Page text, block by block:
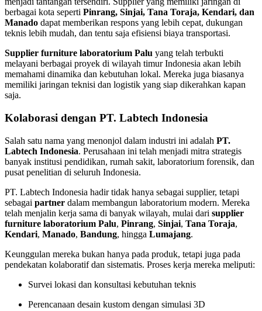
berbagai kota seperti Pinrang, Sinjai, Tana Toraja, Kendari, dan
Manado dapat memberikan respons yang lebih cepat, dukungan
teknis lebih mudah, dan tentu saja efisiensi biaya transportasi.
Supplier furniture laboratorium Palu yang telah terbukti
melayani berbagai proyek di wilayah timur Indonesia akan lebih
memahami dinamika dan kebutuhan lokal. Mereka juga biasanya
memiliki jaringan teknisi dan logistik yang siap dikerahkan kapan
saja.
Kolaborasi dengan PT. Labtech Indonesia
Salah satu nama yang menonjol dalam industri ini adalah PT.
Labtech Indonesia. Perusahaan ini telah menjadi mitra strategis
banyak institusi pendidikan, rumah sakit, laboratorium forensik, dan
pusat penelitian di seluruh Indonesia.
PT. Labtech Indonesia hadir tidak hanya sebagai supplier, tetapi
sebagai partner dalam membangun laboratorium modern. Mereka
telah menjalin kerja sama di banyak wilayah, mulai dari supplier
furniture laboratorium Palu, Pinrang, Sinjai, Tana Toraja,
Kendari, Manado, Bandung, hingga Lumajang.
Keunggulan mereka bukan hanya pada produk, tetapi juga pada
pendekatan kolaboratif dan sistematis. Proses kerja mereka meliputi:
Survei lokasi dan konsultasi kebutuhan teknis
Perencanaan desain kustom dengan simulasi 3D